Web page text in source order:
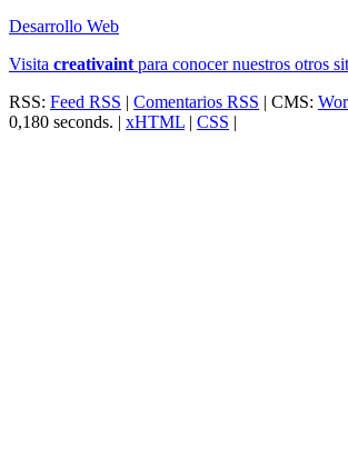
Desarrollo Web
Visita creativaint para conocer nuestros otros
RSS: Feed RSS | Comentarios RSS | CMS:
0,180 seconds. | xHTML | CSS |